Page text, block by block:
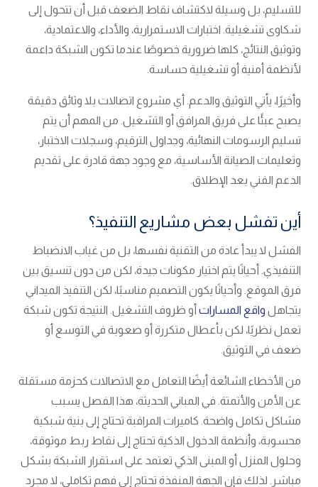
للتسليم، بل وسيلة لاكتشاف نقاط الضعف قبل أن تتحول إلى
شكاوى تشغيلية. اختبارات الاستمرارية، والأداء، والاعتمادية،
وتوثيق النتائج، كلها ضرورية خصوصًا عندما تكون الشبكة داعمة
لأنظمة أمنية أو تشغيلية حساسة.
وأخيرًا، يأتي التوثيق والدعم. أي مشروع اتصالات بلا وثائق دقيقة
يصبح عبئًا على فريق المرافق أو التشغيل. من المهم أن يتم
تسليم الرسومات النهائية، وجداول الترقيم، وسجلات الاختبار،
وتعليمات الصيانة الأساسية، مع وجود جهة قادرة على تقديم
الدعم الفني بعد الإطلاق.
أين تفشل بعض مشاريع التنفيذ؟
الفشل لا يبدأ عادة من التقنية نفسها، بل من غياب الانضباط
التنفيذي. أحيانًا يتم اختيار مكونات جيدة، لكن من دون تنسيق بين
فرق الموقع. وأحيانًا يكون التصميم مناسبًا، لكن التنفيذ الميداني
يتجاهل واقع المسارات أو ظروف التشغيل. النتيجة تكون شبكة
تعمل نظريًا، لكن بأعطال متكررة أو صعوبة في التوسع أو
ضعف في التوثيق.
من الأخطاء الشائعة أيضًا التعامل مع الاتصالات كحزمة مستقلة
عن الأمن والأتمتة. في المباني الحديثة، هذا الفصل يسبب
مشاكل تكامل واضحة. كاميرات المراقبة تحتاج إلى بنية شبكية
محسوبة، وأنظمة الدخول الذكية تحتاج إلى نقاط ربط موثوقة،
وحلول المنزل أو المبنى الذكي تعتمد على استقرار الشبكة بشكل
مباشر. لذلك فإن الجهة المنفذة تحتاج إلى فهم تكاملي، لا مجرد